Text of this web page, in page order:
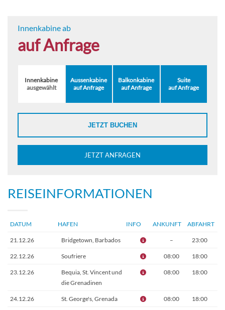
Innenkabine ab
auf Anfrage
Innenkabine
ausgewählt
Aussenkabine
auf Anfrage
Balkonkabine
auf Anfrage
Suite
auf Anfrage
JETZT BUCHEN
JETZT ANFRAGEN
REISEINFORMATIONEN
DATUM HAFEN INFO ANKUNFT ABFAHRT
21.12.26 Bridgetown, Barbados – 23:00
22.12.26 Soufriere 08:00 18:00
23.12.26
Bequia, St. Vincent und
die Grenadinen
08:00 18:00
24.12.26 St. George's, Grenada 08:00 18:00